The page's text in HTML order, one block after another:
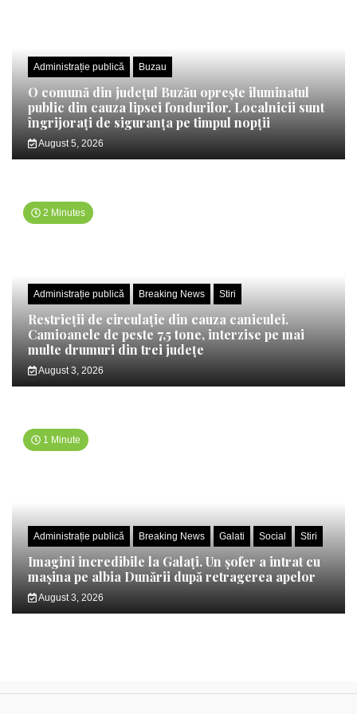
Administrație publică Buzau
O comună din județul Buzău oprește iluminatul
public din cauza lipsei fondurilor. Localnicii sunt
îngrijorați de siguranța pe timpul nopții
August 5, 2026
2 Minutes
Administrație publică Breaking News Stiri
Restricții de circulație din cauza caniculei.
Camioanele de peste 7,5 tone, interzise pe mai
multe drumuri din trei județe
August 3, 2026
1 Minute
Administrație publică Breaking News Galati Social Stiri
Imagini incredibile la Galați. Un șofer a intrat cu
mașina pe albia Dunării după retragerea apelor
August 3, 2026